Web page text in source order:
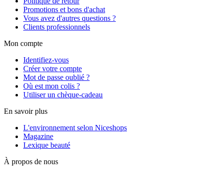
Promotions et bons d'achat
Vous avez d'autres questions ?
Clients professionnels
Mon compte
Identifiez-vous
Créer votre compte
Mot de passe oublié ?
Où est mon colis ?
Utiliser un chèque-cadeau
En savoir plus
L'environnement selon Niceshops
Magazine
Lexique beauté
À propos de nous